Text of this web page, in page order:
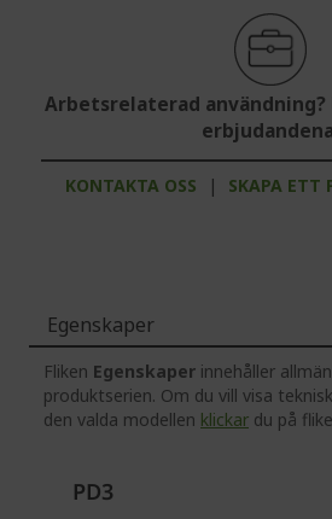
Arbetsrelaterad användning?
KONTAKTA OSS | SKAPA ETT
Egenskaper
Fliken Egenskaper innehåller
produktserien. Om du vill visa
den valda modellen klickar du på